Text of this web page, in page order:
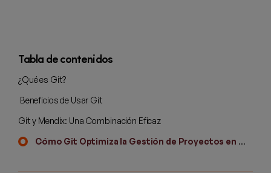
Tabla de contenidos
¿Qué es Git?
Beneficios de Usar Git
Git y Mendix: Una Combinación Eficaz
Cómo Git Optimiza la Gestión de Proyectos en Mendix